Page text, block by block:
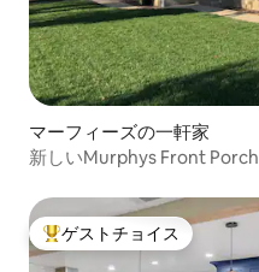
マーフィーズの一軒家
新しいMurphys Front
大好評のゲストチョイスで
ゲストチョイス